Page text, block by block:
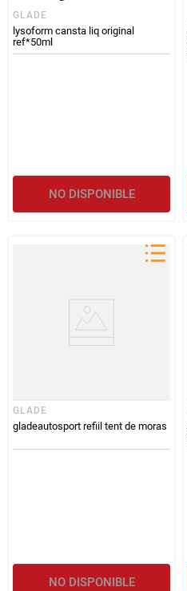
GLADE
lysoform cansta liq original
ref*50ml
NO DISPONIBLE
GLADE
gladeautosport refiil tent de moras
NO DISPONIBLE